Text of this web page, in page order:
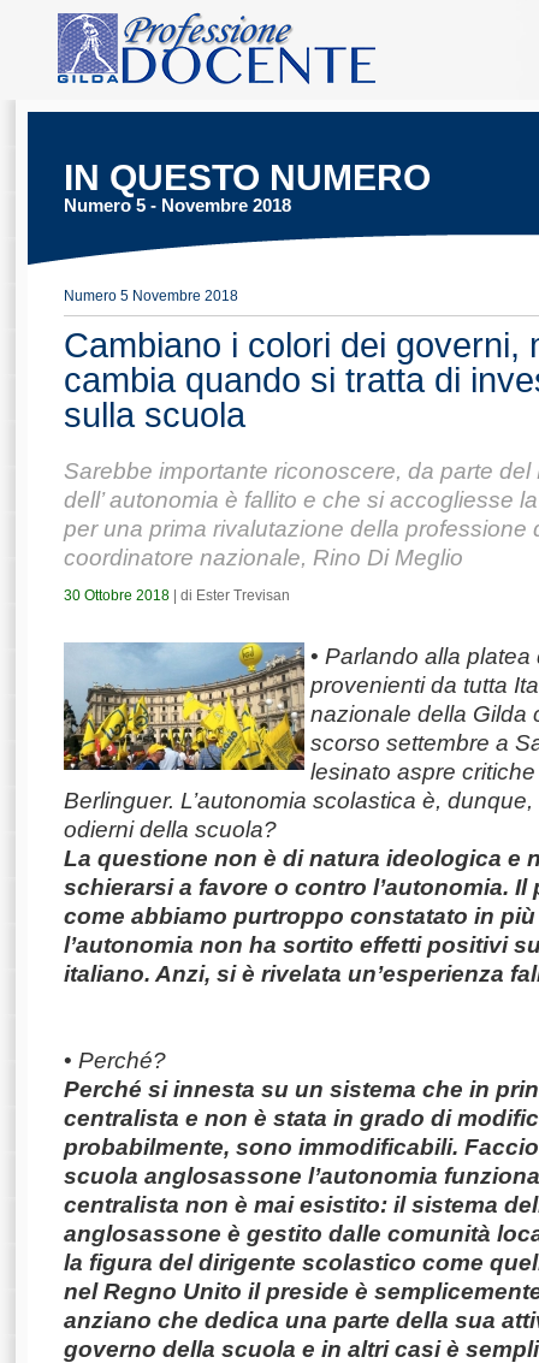
IN QUESTO NUMERO
Numero 5 - Novembre 2018
Numero 5 Novembre 2018
Cambiano i colori dei governi,
cambia quando si tratta di
sulla scuola
Sarebbe importante riconoscere, da parte del
dell’ autonomia è fallito e che si accogliesse
per una prima rivalutazione della professione
coordinatore nazionale, Rino Di Meglio
30 Ottobre 2018 | di Ester Trevisan
• Parlando alla platea
provenienti da tutta
nazionale della Gilda
scorso settembre a
lesinato aspre
Berlinguer. L’autonomia scolastica è,
odierni della scuola?
La questione non è di natura ideologica e
schierarsi a favore o contro l’autonomia. Il
come abbiamo purtroppo constatato in
l’autonomia non ha sortito effetti positivi
italiano. Anzi, si è rivelata un’esperienza
• Perché?
Perché si innesta su un sistema che in
centralista e non è stata in grado di
probabilmente, sono immodificabili.
scuola anglosassone l’autonomia
centralista non è mai esistito: il sistema
anglosassone è gestito dalle comunità
la figura del dirigente scolastico come
nel Regno Unito il preside è
anziano che dedica una parte della sua
governo della scuola e in altri casi è